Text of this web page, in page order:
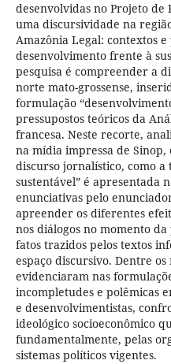
desenvolvidas no Projeto de
uma discursividade na
Amazônia Legal: contextos
desenvolvimento frente à
pesquisa é compreender a
norte mato-grossense,
formulação
pressupostos teóricos da
francesa. Neste recorte,
na mídia impressa de
discurso jornalístico, como
sustentável” é apresentada
enunciativas pelo
apreender os diferentes
nos diálogos no momento
fatos trazidos pelos textos
espaço discursivo. Dentre
evidenciaram nas
incompletudes e polêmicas
e desenvolvimentistas,
ideológico socioeconômico
fundamentalmente, pelas
sistemas políticos vigentes.